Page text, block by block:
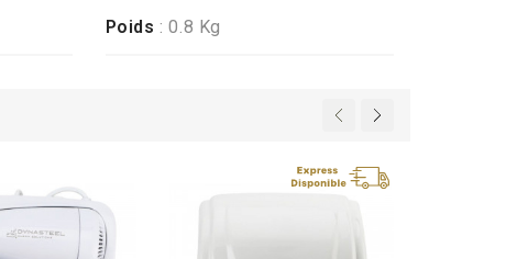
Poids : 0.8 Kg